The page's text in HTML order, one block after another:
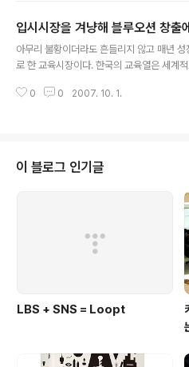
유료화 서비스를 통해 콘텐츠 유료화를 진
원서를 접수하려는 학생 대상으로 입시 교
코리아라는 별도의 사이트를 통해서 수능
입시시장을 겨냥해 블루오션 창출
아무리 불황이더라도 흔들리지 않고 매년
로 한 교육시장이다. 한국의 교육열은 세계
로 입시 시장에서 사업의 기회를 잡은 것은
서접수 서비스를 제공하면서 새로운 시장 개
델을 살펴본다. 유웨이는 원서접수에서 시
0 0 2007. 10. 1.
이 블로그 인기글
LBS + SNS = Loopt